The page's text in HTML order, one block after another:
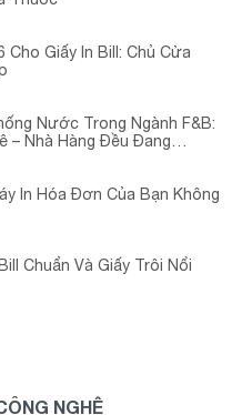
Giấy In Bill: Chủ Cửa
Nước Trong Ngành F&B:
– Nhà Hàng Đều Đang
In Hóa Đơn Của Bạn Không
Chuẩn Và Giấy Trôi Nổi
NGHỆ